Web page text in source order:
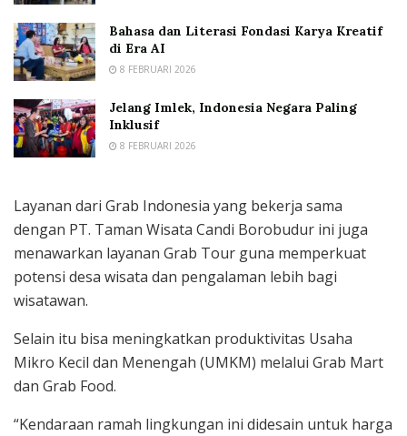
Bahasa dan Literasi Fondasi Karya Kreatif
di Era AI
8 FEBRUARI 2026
Jelang Imlek, Indonesia Negara Paling
Inklusif
8 FEBRUARI 2026
Layanan dari Grab Indonesia yang bekerja sama
dengan PT. Taman Wisata Candi Borobudur ini juga
menawarkan layanan Grab Tour guna memperkuat
potensi desa wisata dan pengalaman lebih bagi
wisatawan.
Selain itu bisa meningkatkan produktivitas Usaha
Mikro Kecil dan Menengah (UMKM) melalui Grab Mart
dan Grab Food.
“Kendaraan ramah lingkungan ini didesain untuk harga